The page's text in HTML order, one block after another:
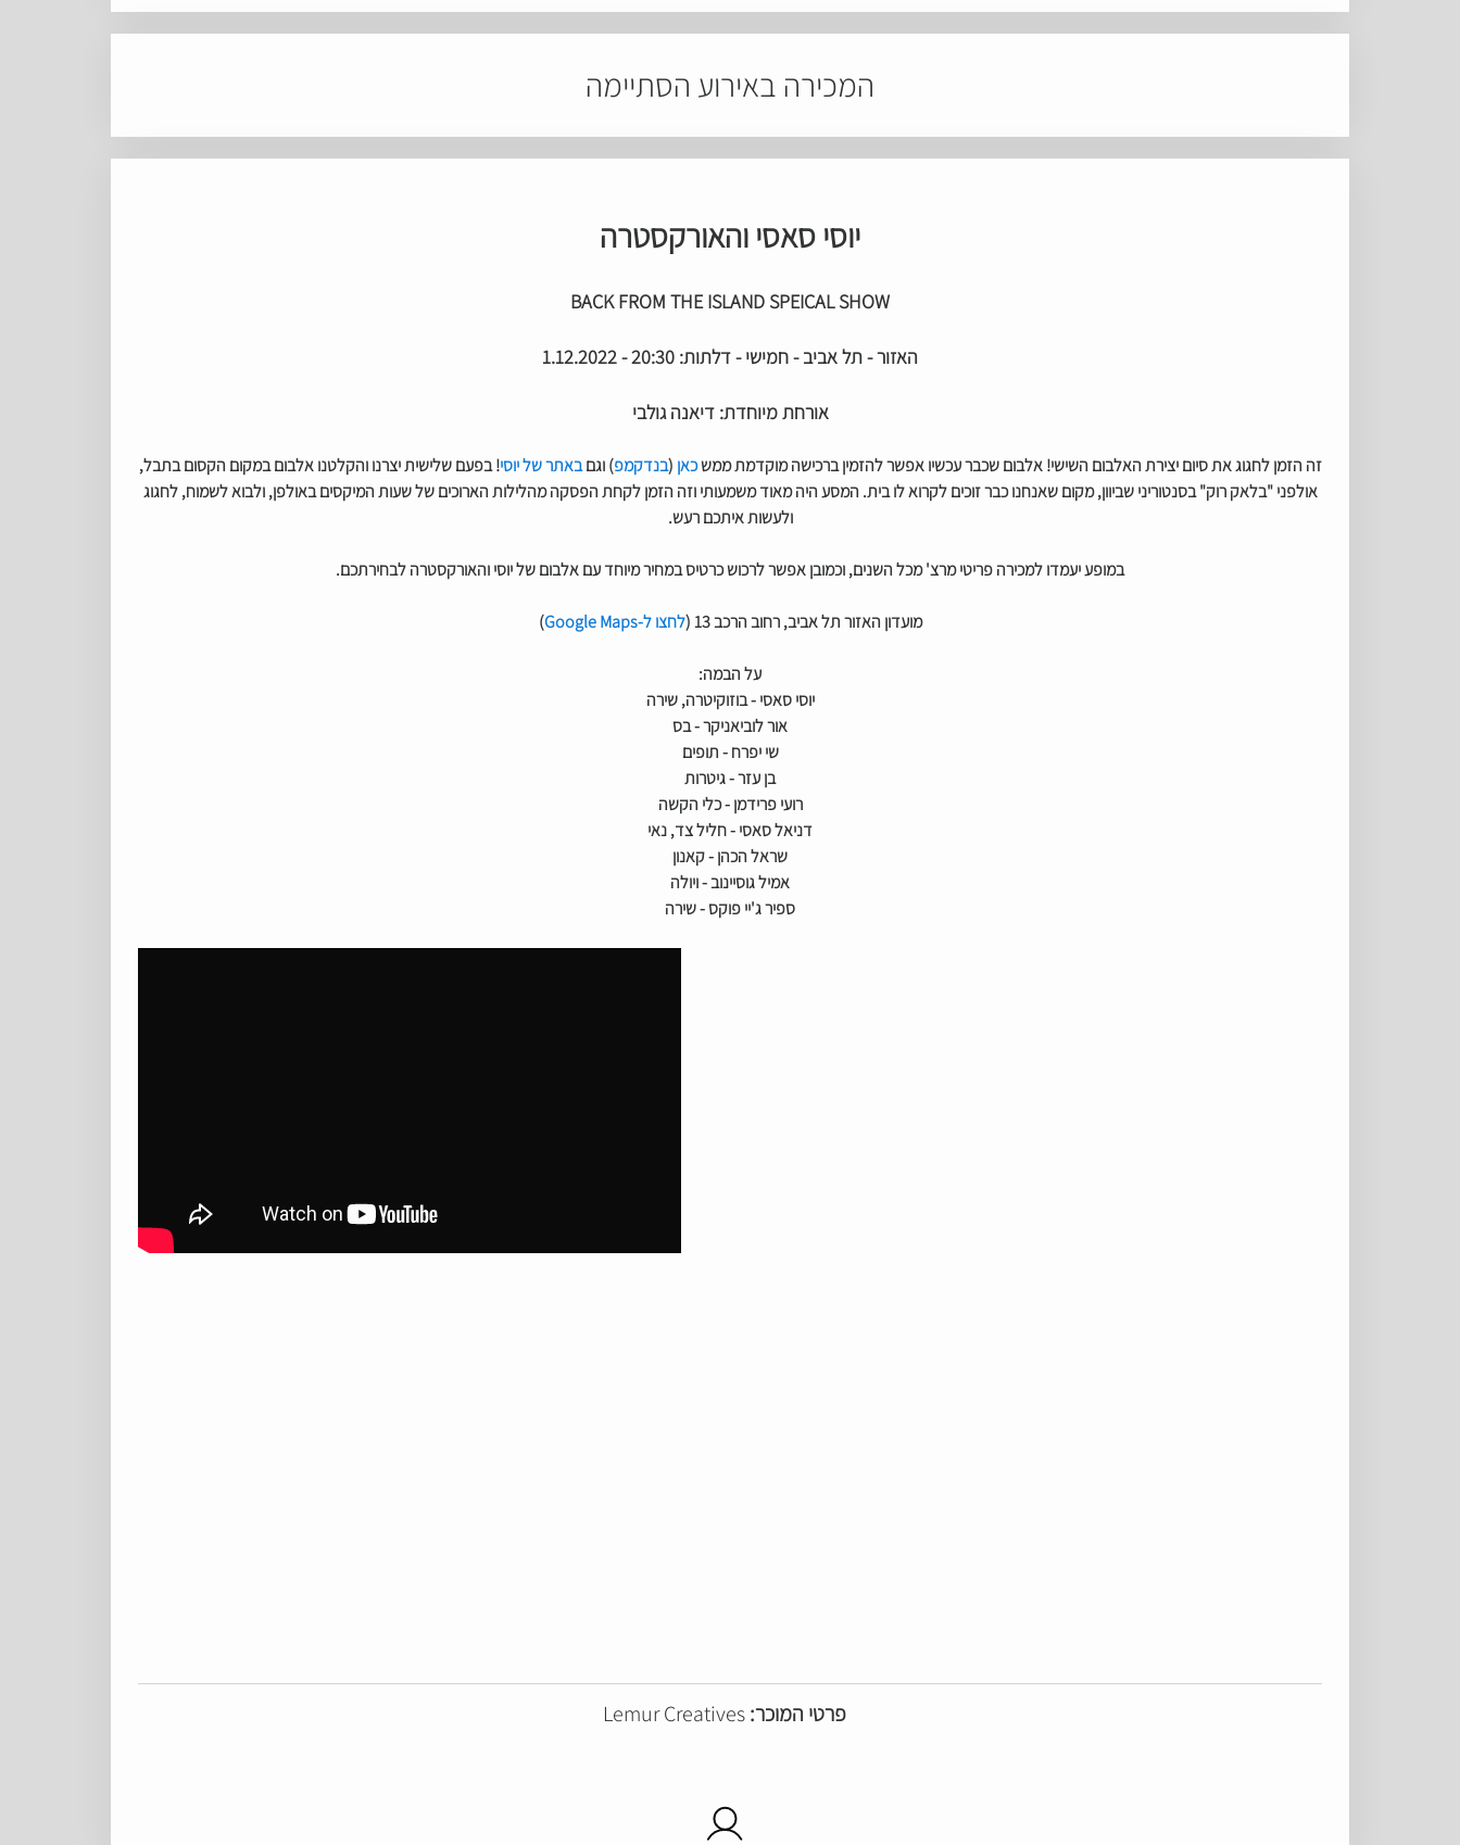
המכירה באירוע הסתיימה
יוסי סאסי והאורקסטרה
BACK FROM THE ISLAND SPEICAL SHOW
האזור - תל אביב - חמישי - דלתות: 20:30 - 1.12.2022
אורחת מיוחדת: דיאנה גולבי
זה הזמן לחגוג את סיום יצירת האלבום השישי!אלבום שכבר עכשיו אפשר להזמין ברכישה מוקדמת ממשכאן (בנדקמפ) וגםבאתר של יוסי!בפעם שלישית יצרנו והקלטנו אלבום במקום הקסום בתבל,
אולפני "בלאק רוק" בסנטוריני שביוון, מקום שאנחנו כבר זוכים לקרוא לו בית. המסע היה מאוד משמעותי וזה הזמן לקחת הפסקה מהלילות הארוכים של שעות המיקסים באולפן, ולבוא לשמוח, לחגוג
ולעשות איתכם רעש.
במופע יעמדו למכירה פריטי מרצ' מכל השנים, וכמובן אפשר לרכוש כרטיס במחיר מיוחד עם אלבום של יוסי והאורקסטרה לבחירתכם.
מועדון האזור תל אביב, רחוב הרכב 13 ( לחצו ל-Google Maps )
על הבמה:
יוסי סאסי - בוזוקיטרה, שירה
אור לוביאניקר - בס
שי יפרח - תופים
בן עזר - גיטרות
רועי פרידמן - כלי הקשה
דניאל סאסי - חליל צד, נאי
שראל הכהן - קאנון
אמיל גוסיינוב - ויולה
ספיר ג'יי פוקס - שירה
פרטי המוכר:Lemur Creatives